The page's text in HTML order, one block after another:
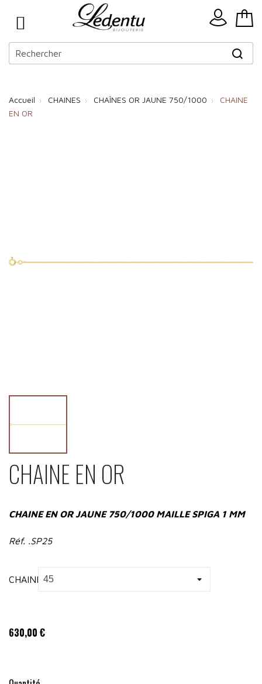
Accueil CHAINES CHAÎNES OR JAUNE 750/1000
CHAINE
EN OR
CHAINE EN OR
CHAINE EN OR JAUNE 750/1000 MAILLE SPIGA 1 MM
Réf. .SP25
CHAINE
630,00 €